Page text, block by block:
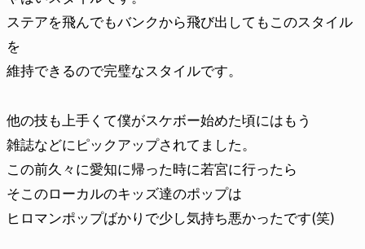
ステアを飛んでもバンクから飛び出してもこのスタイル
を
維持できるので完璧なスタイルです。
他の技も上手くて僕がスケボー始めた頃にはもう
雑誌などにピックアップされてました。
この前久々に愛知に帰った時に若宮に行ったら
そこのローカルのキッズ達のポップは
ヒロマンポップばかりで少し気持ち悪かったです(笑)